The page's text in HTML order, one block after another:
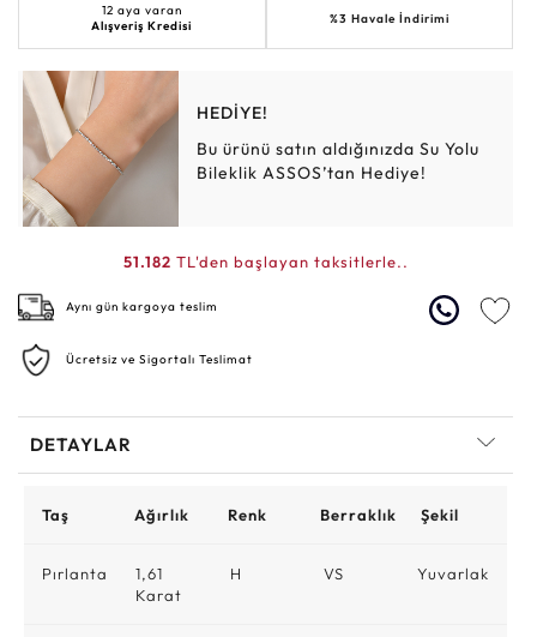
12 aya varan
Alışveriş Kredisi
%3 Havale İndirimi
HEDİYE!
Bu ürünü satın aldığınızda Su Yolu
Bileklik ASSOS’tan Hediye!
51.182 TL'den başlayan taksitlerle..
Aynı gün kargoya teslim
Ücretsiz ve Sigortalı Teslimat
DETAYLAR
Taş Ağırlık Renk Berraklık Şekil
Pırlanta
1,61
Karat
H VS Yuvarlak